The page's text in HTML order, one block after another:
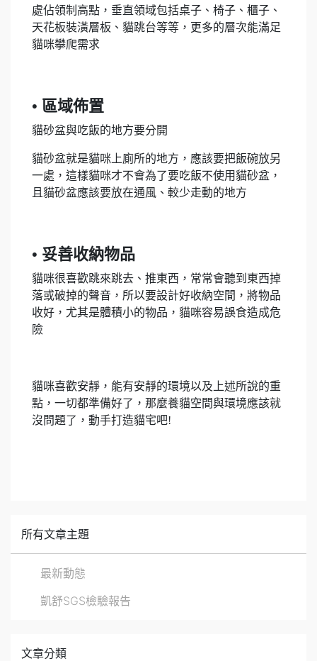
處佔領制高點，垂直領域包括桌子、椅子、櫃子、
天花板裝潢層板、貓跳台等等，更多的層次能滿足
貓咪攀爬需求
• 區域佈置
貓砂盆與吃飯的地方要分開
貓砂盆就是貓咪上廁所的地方，應該要把飯碗放另
一處，這樣貓咪才不會為了要吃飯不使用貓砂盆，
且貓砂盆應該要放在通風、較少走動的地方
• 妥善收納物品
貓咪很喜歡跳來跳去、推東西，常常會聽到東西掉
落或破掉的聲音，所以要設計好收納空間，將物品
收好，尤其是體積小的物品，貓咪容易誤食造成危
險
貓咪喜歡安靜，能有安靜的環境以及上述所說的重
點，一切都準備好了，那麼養貓空間與環境應該就
沒問題了，動手打造貓宅吧!
所有文章主題
最新動態
凱舒SGS檢驗報告
文章分類